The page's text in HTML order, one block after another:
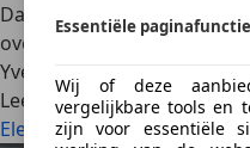
Essentiële
Wij of deze
vergelijkbare tools en
zijn voor essentiële
Dat is niet anders bij
over elektrische SUV’s? Je
Yves Wouters
Lees meer
Elektrische SUV: dit moet